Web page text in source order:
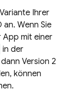
Ihrer
Wenn Sie
App mit einer
in der
Version 2
können